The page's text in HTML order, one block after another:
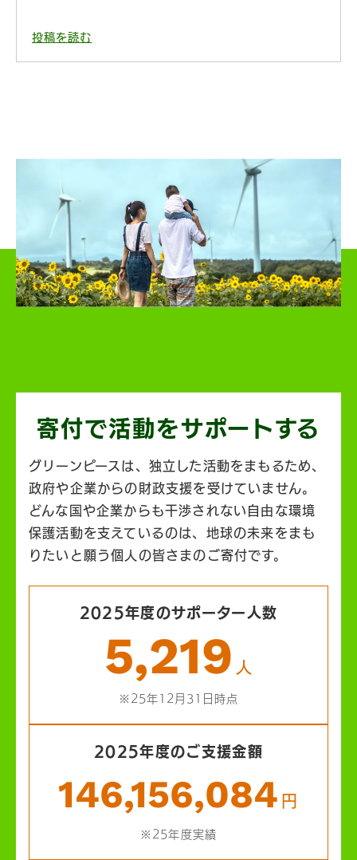
投稿を読む
寄付で活動をサポートする
グリーンピースは、独立した活動をまもるため、
政府や企業からの財政支援を受けていません。
どんな国や企業からも干渉されない自由な環境
保護活動を支えているのは、地球の未来をまも
りたいと願う個人の皆さまのご寄付です。
2025年度のサポーター人数
5,219 人
※25年12月31日時点
2025年度のご支援金額
146,156,084 円
※25年度実績